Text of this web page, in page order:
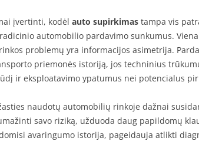
įvertinti, kodėl auto supirkimas tampa vis
automobilio pardavimo sunkumus.
problemų yra informacijos asimetrija.
priemonės istoriją, jos techninius
ir eksploatavimo ypatumus nei potencialus
naudotų automobilių rinkoje dažnai
savo riziką, užduoda daug papildomų
avaringumo istorija, pageidauja atlikti